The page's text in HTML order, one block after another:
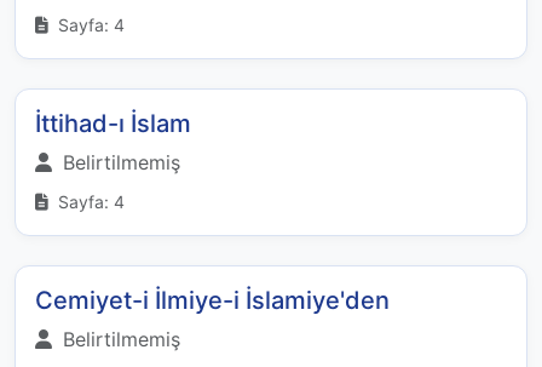
Sayfa: 4
İttihad-ı İslam
Belirtilmemiş
Sayfa: 4
Cemiyet-i İlmiye-i İslamiye'den
Belirtilmemiş